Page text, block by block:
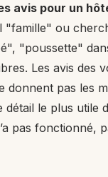
avis pour un
"famille" ou
"poussette"
Les avis des
donnent pas les
détail le plus utile
pas fonctionné,